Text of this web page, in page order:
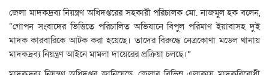
জেলা মাদকদ্রব্য নিয়ন্ত্রণ অধিদপ্তরের সহকারী পরিচালক মো. নাজমুল হক বলেন,
“গোপন সংবাদের ভিত্তিতে পরিচালিত অভিযানে বিপুল পরিমাণ ইয়াবাসহ দুই
মাদক কারবারিকে আটক করা হয়েছে। তাদের বিরুদ্ধে নেত্রকোণা মডেল থানায়
মাদকদ্রব্য নিয়ন্ত্রণ আইনে মামলা দায়েরের প্রক্রিয়া চলছে।”